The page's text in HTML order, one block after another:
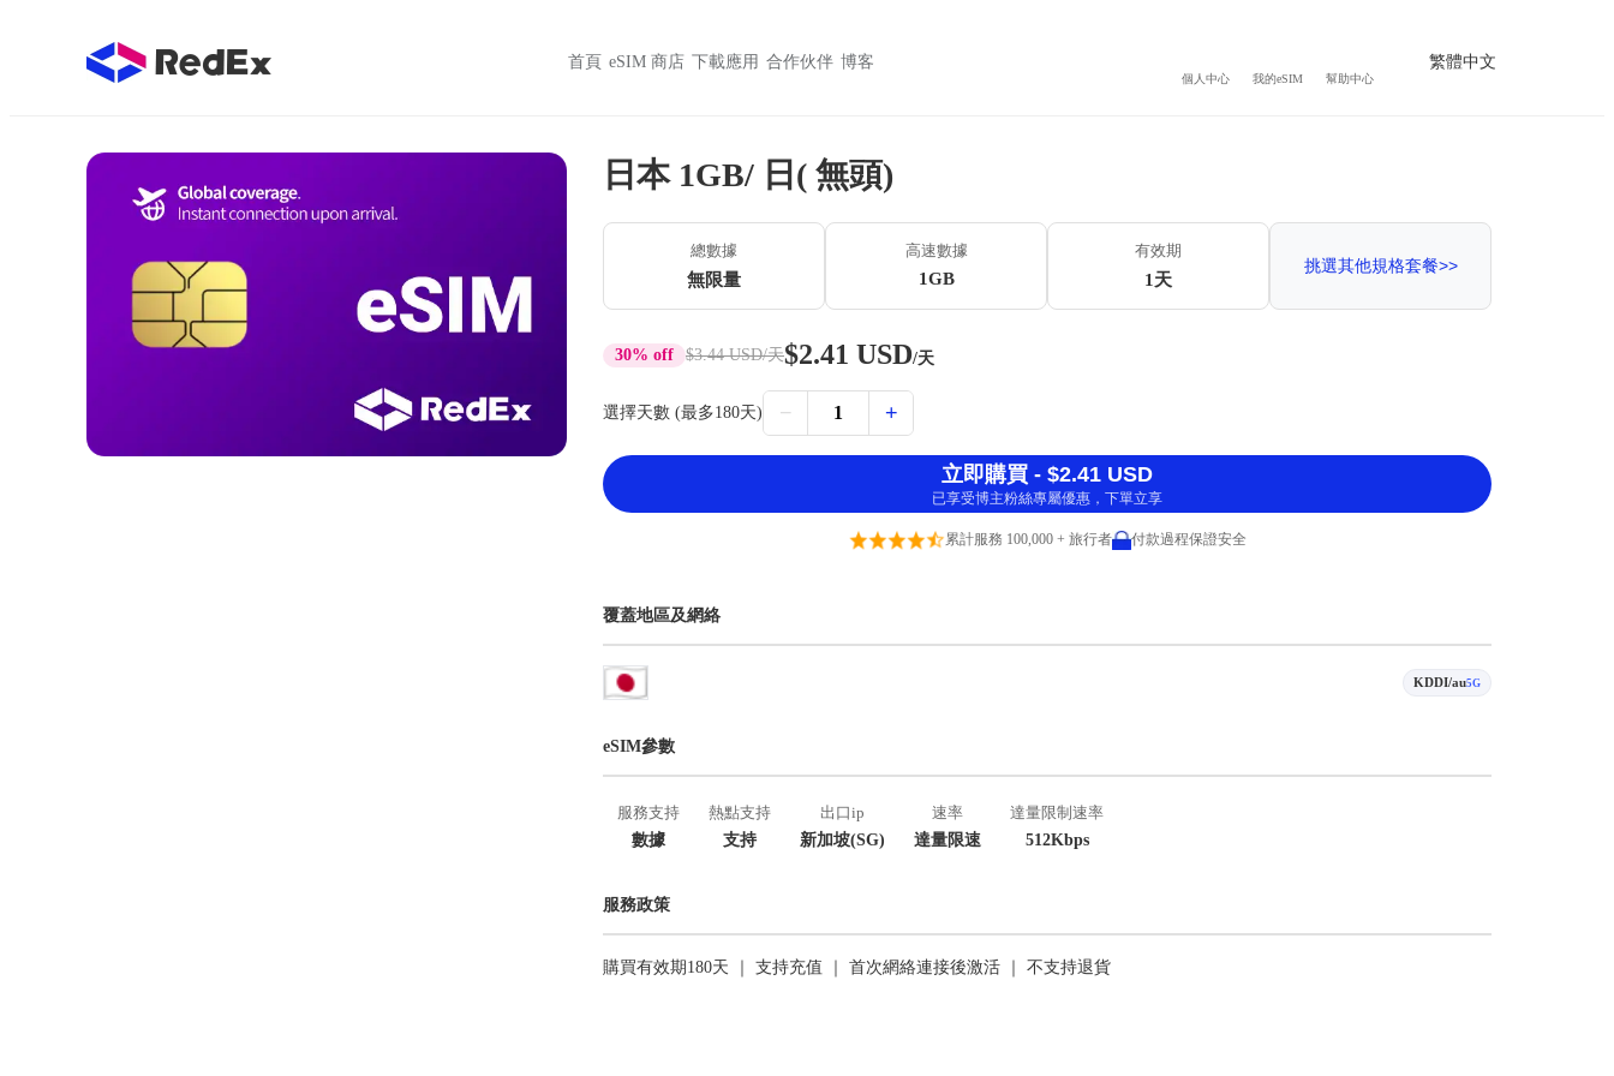
首頁 eSIM 商店 下載應用 合作伙伴 博客
個人中心 我的eSIM 幫助中心
繁體中文
日本 1GB/ 日( 無頭)
總數據
無限量
高速數據
1GB
有效期
1天
挑選其他規格套餐>>
30% off $3.44 USD/天$2.41 USD/天
選擇天數 (最多180天) − 1 +
立即購買 - $2.41 USD
已享受博主粉絲專屬優惠，下單立享
累計服務 100,000 + 旅行者 付款過程保證安全
覆蓋地區及網絡
KDDI/au5G
eSIM參數
服務支持
數據
熱點支持
支持
出口ip
新加坡(SG)
速率
達量限速
達量限制速率
512Kbps
服務政策
購買有效期180天 ｜ 支持充值 ｜ 首次網絡連接後激活 ｜ 不支持退貨